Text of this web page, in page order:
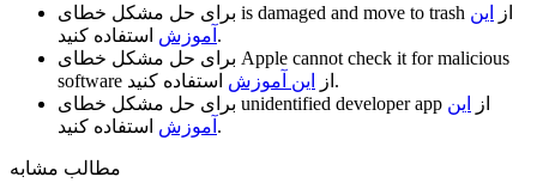
is damaged and move to trash از
این
آموزش استفاده کنید.
Apple cannot check it for malicious
software
از این آموزش
استفاده کنید.
unidentified developer app از
این
آموزش استفاده کنید.
مطالب مشابه